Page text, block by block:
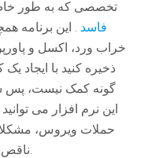
تخصصی که به طور
های ZIP فاسد . این برنامه
خراب ورد، اکسل و
ذخیره کنید با ایجاد
گونه کمک نیست، پس
حملات ویروس،
ناقص یا فشرده سازی ناسازگار را تعمیر کنند.